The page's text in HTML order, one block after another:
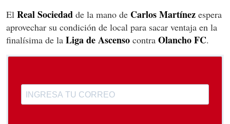
El Real Sociedad de la mano de Carlos Martínez espera
aprovechar su condición de local para sacar ventaja en la
finalísima de la Liga de Ascenso contra Olancho FC.